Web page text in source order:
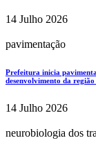
14 Julho 2026
pavimentação
Prefeitura inicia
desenvolvimento da
14 Julho 2026
neurobiologia dos